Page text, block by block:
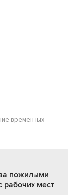
временных
пожилыми
рабочих мест